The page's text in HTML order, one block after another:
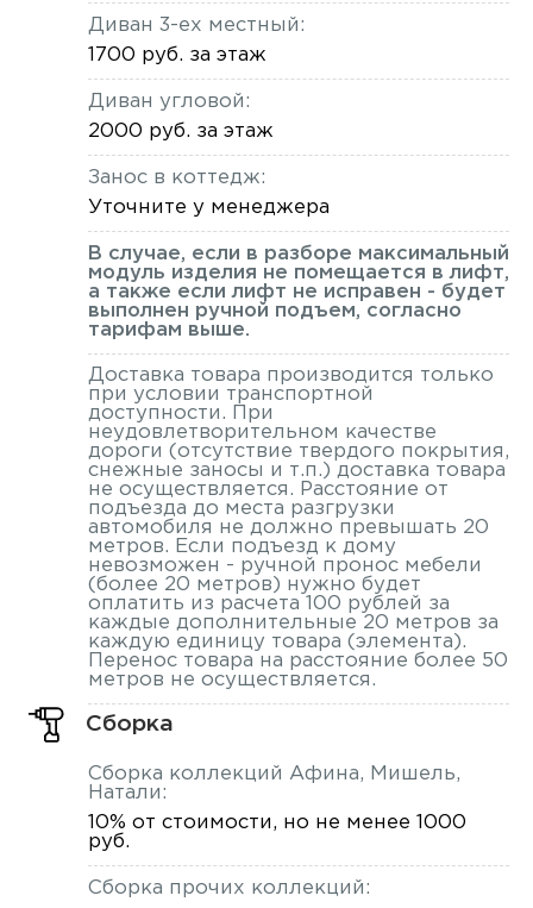
Диван 3-ех местный:
1700 руб. за этаж
Диван угловой:
2000 руб. за этаж
Занос в коттедж:
Уточните у менеджера
В случае, если в разборе максимальный
модуль изделия не помещается в лифт,
а также если лифт не исправен - будет
выполнен ручной подъем, согласно
тарифам выше.
Доставка товара производится только
при условии транспортной
доступности. При
неудовлетворительном качестве
дороги (отсутствие твердого покрытия,
снежные заносы и т.п.) доставка товара
не осуществляется. Расстояние от
подъезда до места разгрузки
автомобиля не должно превышать 20
метров. Если подъезд к дому
невозможен - ручной пронос мебели
(более 20 метров) нужно будет
оплатить из расчета 100 рублей за
каждые дополнительные 20 метров за
каждую единицу товара (элемента).
Перенос товара на расстояние более 50
метров не осуществляется.
Сборка
Сборка коллекций Афина, Мишель,
Натали:
10% от стоимости, но не менее 1000
руб.
Сборка прочих коллекций: